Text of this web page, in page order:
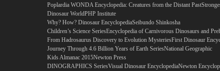
Poplardia WONDA Encyclopedia: Creatures from the Distant Past
Dinosaur WorldPHP Institute
Why? How? Dinosaur EncyclopediaSeibundo Shinkosha
Children’s Science SeriesEncyclopedia of Carnivorous Dinosaurs and
From Hadrosaurus Discovery to Evolution MysteriesFirst Dinosaur
Journey Through 4.6 Billion Years of Earth SeriesNational Geographic
Kids Almanac 2015Newton Press
DINOGRAPHICS SeriesVisual Dinosaur EncyclopediaNewton